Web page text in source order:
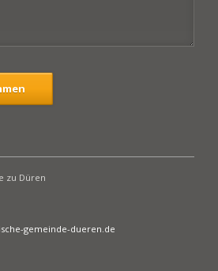
zu Düren
gemeinde-dueren.de